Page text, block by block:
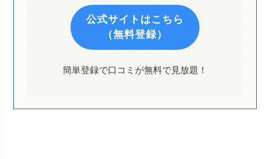
公式サイトはこちら
（無料登録）
簡単登録で口コミが無料で見放題！